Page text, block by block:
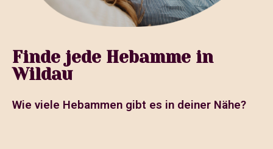
Finde jede Hebamme in
Wildau
Wie viele Hebammen gibt es in deiner Nähe?